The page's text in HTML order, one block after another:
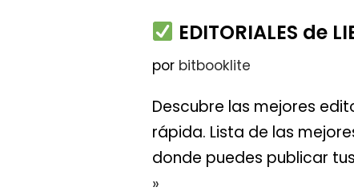
EDITORIALES de
por bitbooklite
Descubre las mejores
rápida. Lista de las
donde puedes publicar
»